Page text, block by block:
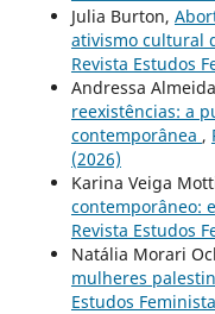
Julia Burton,
ativismo cultural
Revista Estudos
Andressa
reexistências: a
contemporânea ,
(2026)
Karina Veiga
contemporâneo:
Revista Estudos
Natália Morari
mulheres
Estudos